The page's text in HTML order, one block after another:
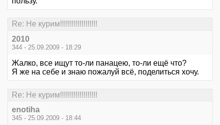
Re: Не курим!!!!!!!!!!!!!!!!!!!
2010
344 - 25.09.2009 - 18:29
Жалко, все ищут то-ли панацею, то-ли ещё что?
Я же на себе и знаю пожалуй всё, поделиться хочу.
Re: Не курим!!!!!!!!!!!!!!!!!!!
enotiha
345 - 25.09.2009 - 18:44